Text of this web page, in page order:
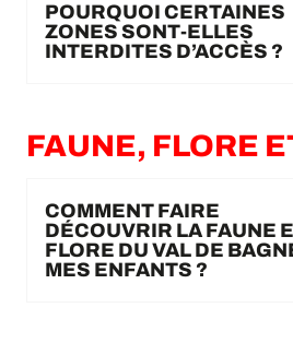
POURQUOI CERTAINES
ZONES SONT-ELLES
INTERDITES D’ACCÈS ?
FAUNE, FLORE
COMMENT FAIRE
DÉCOUVRIR LA FAUNE
FLORE DU VAL DE
MES ENFANTS ?